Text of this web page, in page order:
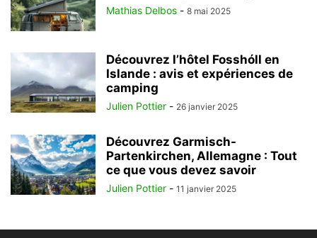
Mathias Delbos - 8 mai 2025
Découvrez l’hôtel Fosshóll en
Islande : avis et expériences de
camping
Julien Pottier - 26 janvier 2025
Découvrez Garmisch-
Partenkirchen, Allemagne : Tout
ce que vous devez savoir
Julien Pottier - 11 janvier 2025